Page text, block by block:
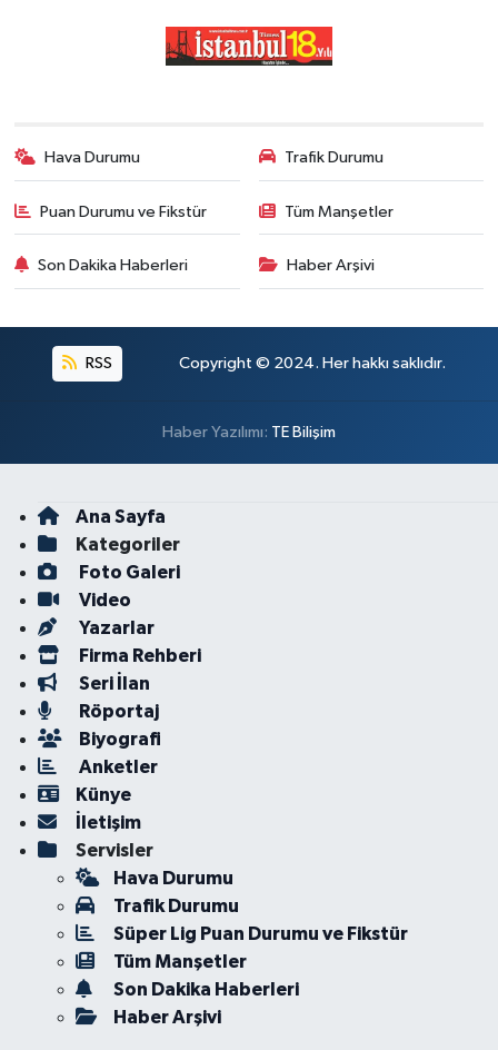
Hava Durumu Trafik Durumu
Puan Durumu ve Fikstür Tüm Manşetler
Son Dakika Haberleri Haber Arşivi
RSS Copyright © 2024. Her hakkı saklıdır.
Haber Yazılımı: TE Bilişim
Ana Sayfa
Kategoriler
Foto Galeri
Video
Yazarlar
Firma Rehberi
Seri İlan
Röportaj
Biyografi
Anketler
Künye
İletişim
Servisler
Hava Durumu
Trafik Durumu
Süper Lig Puan Durumu ve Fikstür
Tüm Manşetler
Son Dakika Haberleri
Haber Arşivi